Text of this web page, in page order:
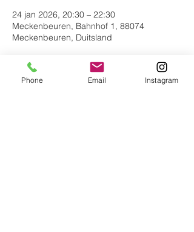
24 jan 2026, 20:30 – 22:30
Meckenbeuren, Bahnhof 1, 88074
Meckenbeuren, Duitsland
Over het evenement
Phone Email Instagram